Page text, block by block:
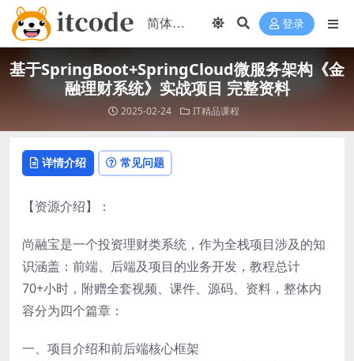
登录
基于SpringBoot+SpringCloud微服务架构《金
融理财系统》实战项目 完整资料
2025-02-24 IT精品课程
详情介绍 常见问题
【资源介绍】：
尚融宝是一个投资理财类系统，作为全栈项目涉及的知
识涵盖：前端、后端及项目的业务开发，教程总计
70+小时，附赠全套视频、课件、源码、资料，整体内
容分为四个篇章：
一、项目介绍和前后端核心框架